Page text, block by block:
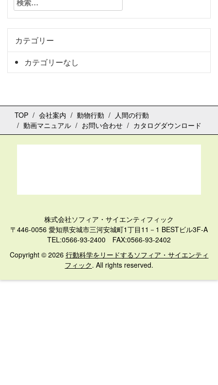
カテゴリー
カテゴリーなし
TOP 会社案内 動物行動
人間の行動
動画マニュアル
お問い合わせ カタログダウンロード
株式会社ソフィア・サイエンティフィック
〒446-0056 愛知県安城市三河安城町1丁目11－1 BESTビル3F-A
TEL:0566-93-2400 FAX:0566-93-2402
Copyright © 2026 行動科学をリードするソフィア・サイエンティ
フィック. All rights reserved.